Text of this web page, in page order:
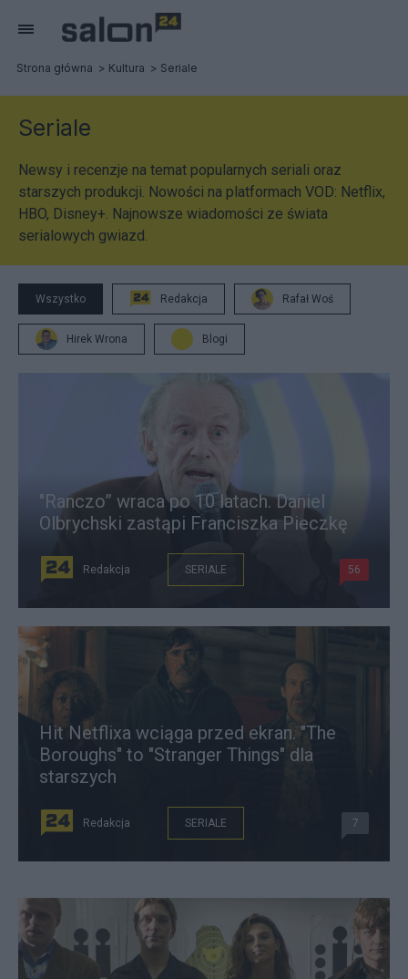
Strona główna Kultura Seriale
Seriale
Newsy i recenzje na temat popularnych seriali oraz
starszych produkcji. Nowości na platformach VOD: Netflix,
HBO, Disney+. Najnowsze wiadomości ze świata
serialowych gwiazd.
Wszystko Redakcja Rafał Woś
Hirek Wrona Blogi
"Ranczo” wraca po 10 latach. Daniel
Olbrychski zastąpi Franciszka Pieczkę
Redakcja SERIALE 56
Hit Netflixa wciąga przed ekran. "The
Boroughs" to "Stranger Things" dla
starszych
Redakcja SERIALE 7